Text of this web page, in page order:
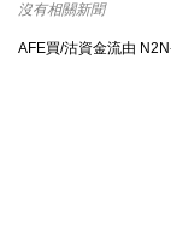
沒有相關新聞
AFE買/沽資金流由